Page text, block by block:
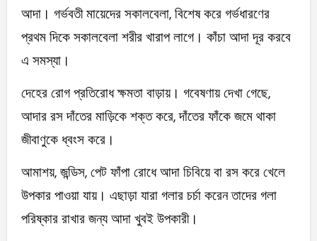
আদা। গর্ভবতী মায়েদের সকালবেলা, বিশেষ করে গর্ভধারণের
প্রথম দিকে সকালবেলা শরীর খারাপ লাগে। কাঁচা আদা দূর করবে
এ সমস্যা।
দেহের রোগ প্রতিরোধ ক্ষমতা বাড়ায়। গবেষণায় দেখা গেছে,
আদার রস দাঁতের মাড়িকে শক্ত করে, দাঁতের ফাঁকে জমে থাকা
জীবাণুকে ধ্বংস করে।
আমাশয়, জন্ডিস, পেট ফাঁপা রোধে আদা চিবিয়ে বা রস করে খেলে
উপকার পাওয়া যায়। এছাড়া যারা গলার চর্চা করেন তাদের গলা
পরিষ্কার রাখার জন্য আদা খুবই উপকারী।